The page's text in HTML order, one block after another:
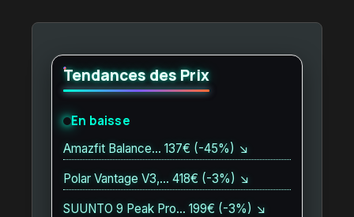
Tendances des Prix
En baisse
Amazfit Balance… 137€ (-45%) ↘
Polar Vantage V3,… 418€ (-3%) ↘
SUUNTO 9 Peak Pro… 199€ (-3%) ↘